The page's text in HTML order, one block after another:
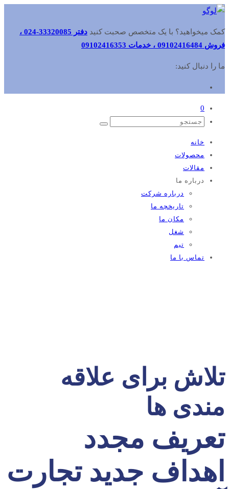
کمک میخواهید؟ با یک متخصص صحبت کنید
دفتر 33320085-024 ،
فروش 09102416484 ، خدمات 09102416353
ما را دنبال کنید:
خانه
محصولات
مقالات
درباره ما
درباره شرکت
تاریخچه ما
مکان ما
شغل
تیم
تماس با ما
تلاش برای علاقه
مندی ها
تعریف مجدد
اهداف جدید تجارت